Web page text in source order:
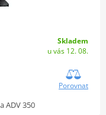
Skladem
u vás 12. 08.
Porovnat
ADV 350